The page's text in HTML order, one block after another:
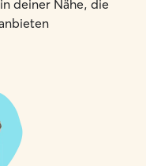
deiner Nähe, die